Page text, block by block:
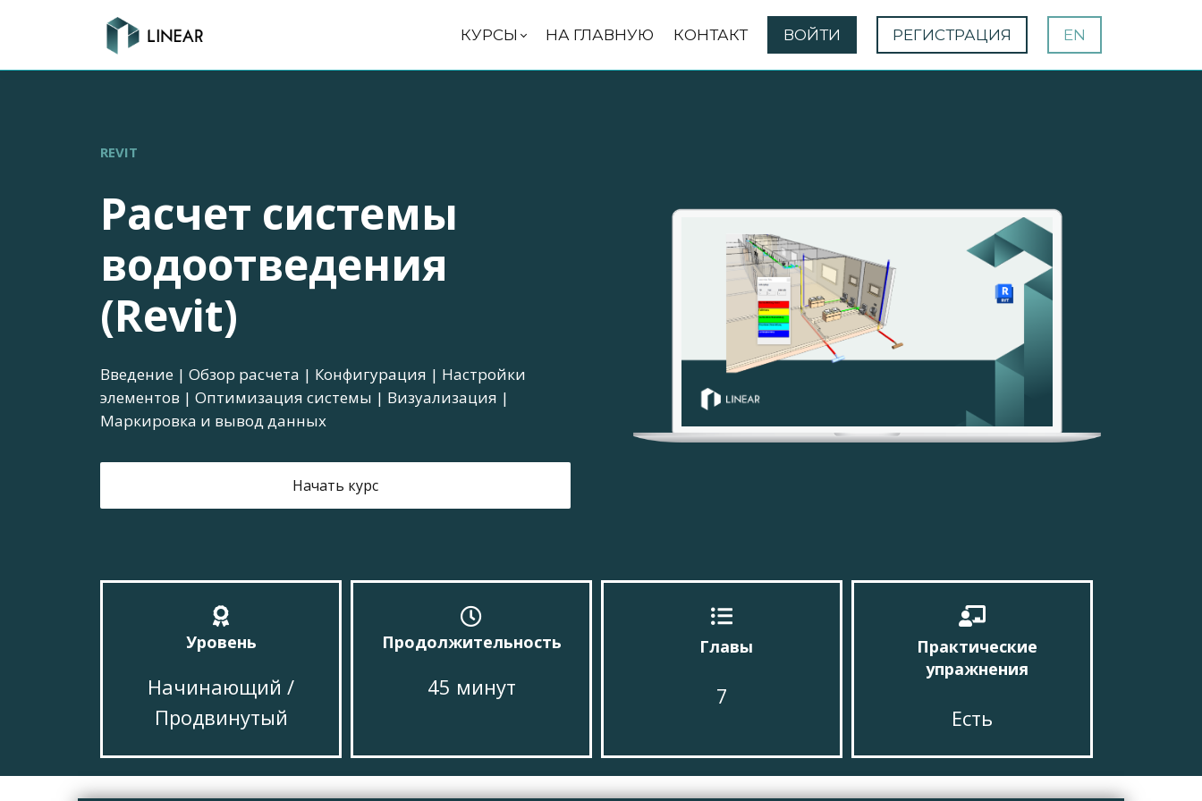
КУРСЫ НА ГЛАВНУЮ КОНТАКТ ВОЙТИ РЕГИСТРАЦИЯ EN
REVIT
Расчет системы
водоотведения
(Revit)
Введение | Обзор расчета | Конфигурация | Настройки
элементов | Оптимизация системы | Визуализация |
Маркировка и вывод данных
Начать курс
Уровень
Начинающий /
Продвинутый
Продолжительность
45 минут
Главы
7
Практические
упражнения
Есть